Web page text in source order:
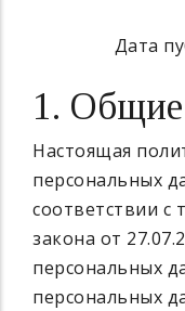
Дата
1.
Настоящая
персональных
соответствии с
закона от
персональных
персональных